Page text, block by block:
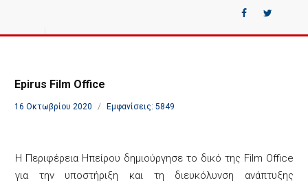
Epirus Film Office
16 Οκτωβρίου 2020 Εμφανίσεις: 5849
H Περιφέρεια Ηπείρου δημιούργησε το δικό της Film Office
για την υποστήριξη και τη διευκόλυνση ανάπτυξης